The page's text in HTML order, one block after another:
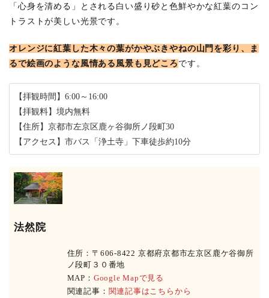
「心身を清める」とされる白い盛り砂と色鮮やかな紅葉のコン
トラストが美しい光景です。
オレンジに紅葉した木々の葉がかやぶきやねの山門を彩り、ま
るで絵画のような風情ある風景も見どころ です。
【拝観時間】6:00～16:00
【拝観料】境内無料
【住所】京都市左京区鹿ヶ谷御所ノ段町30
【アクセス】市バス「浄土寺」下車徒歩約10分
法然院
住所：〒606-8422 京都府京都市左京区鹿ケ谷御所
ノ段町３０番地
MAP： Google Mapで見る
関連記事： 関連記事はこちらから